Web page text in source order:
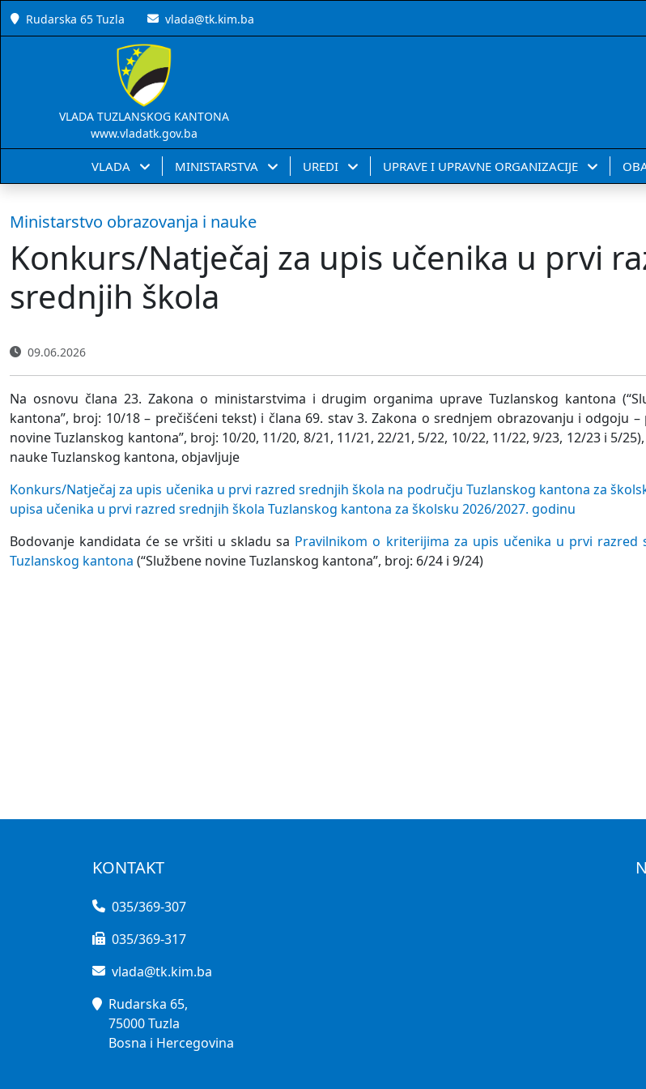
Rudarska 65 Tuzla vlada@tk.kim.ba
VLADA TUZLANSKOG KANTONA
www.vladatk.gov.ba
VLADA MINISTARSTVA UREDI UPRAVE I UPRAVNE ORGANIZACIJE
Ministarstvo obrazovanja i nauke
Konkurs/Natječaj za upis učenika u prvi
srednjih škola
09.06.2026
Na osnovu člana 23. Zakona o ministarstvima i drugim organima uprave Tuzlanskog kantona
kantona”, broj: 10/18 – prečišćeni tekst) i člana 69. stav 3. Zakona o srednjem obrazovanju i odgoju –
novine Tuzlanskog kantona”, broj: 10/20, 11/20, 8/21, 11/21, 22/21, 5/22, 10/22, 11/22, 9/23, 12/23 i 5/
nauke Tuzlanskog kantona, objavljuje
Konkurs/Natječaj za upis učenika u prvi razred srednjih škola na području Tuzlanskog kantona za
upisa učenika u prvi razred srednjih škola Tuzlanskog kantona za školsku 2026/2027. godinu
Bodovanje kandidata će se vršiti u skladu sa Pravilnikom o kriterijima za upis učenika u prvi razred
Tuzlanskog kantona (“Službene novine Tuzlanskog kantona”, broj: 6/24 i 9/24)
KONTAKT
035/369-307
035/369-317
vlada@tk.kim.ba
Rudarska 65,
75000 Tuzla
Bosna i Hercegovina